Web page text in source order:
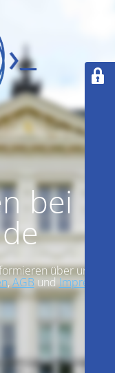
bei
über unsere
, AGB und Impressum